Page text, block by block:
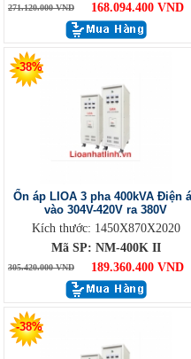
271.120.000 VND 168.094.400 VND
-38%
Ổn áp LIOA 3 pha 400kVA Điện
vào 304V-420V ra 380V
Kích thước: 1450X870X2020
Mã SP: NM-400K II
305.420.000 VND 189.360.400 VND
-38%